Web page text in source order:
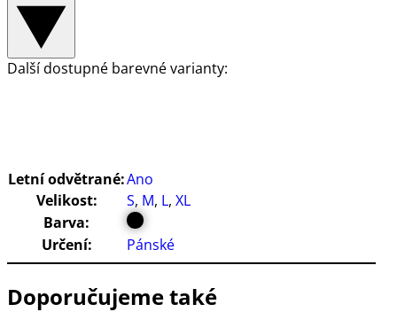
Další dostupné barevné varianty:
Letní odvětrané:Ano
Velikost:
S, M, L, XL
Barva:
Určení:
Pánské
Doporučujeme také